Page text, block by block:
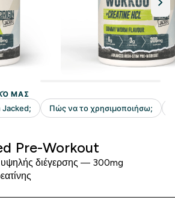
Pre-Workout
διέγερσης — 300mg